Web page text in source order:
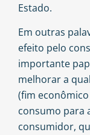
Estado.
Em outras
efeito pelo
importante
melhorar a
(fim
consumo para
consumidor,